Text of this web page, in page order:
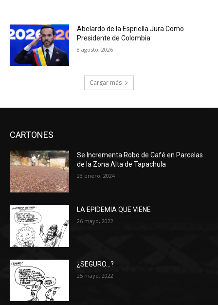
Abelardo de la Espriella Jura Como
Presidente de Colombia
8 agosto, 2026
Cargar más
CARTONES
Se Incrementa Robo de Café en Parcelas
de la Zona Alta de Tapachula
23 enero, 2024
LA EPIDEMIA QUE VIENE
26 mayo, 2022
¿SEGURO…?
25 mayo, 2022